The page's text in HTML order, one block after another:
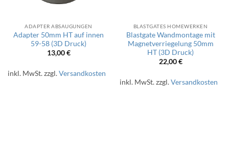
ADAPTER ABSAUGUNGEN
Adapter 50mm HT auf innen
59-58 (3D Druck)
13,00€
inkl. MwSt.zzgl.Versandkosten
BLASTGATES HOMEWERKEN
Blastgate Wandmontage mit
Magnetverriegelung 50mm
HT (3D Druck)
22,00€
inkl. MwSt.zzgl.Versandkosten